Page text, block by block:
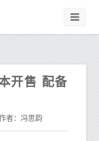
开售 配备
者：冯思韵